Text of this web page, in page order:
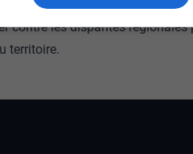
contre les disparités régionales
territoire.